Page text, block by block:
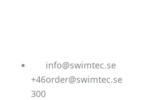
+46
300
info@swimtec.se
order@swimtec.se